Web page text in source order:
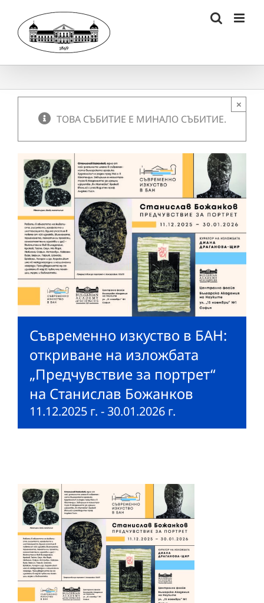
content
ТОВА СЪБИТИЕ Е МИНАЛО СЪБИТИЕ.
×
Съвременно изкуство в БАН:
откриване на изложбата
„Предчувствие за портрет“
на Станислав Божанков
11.12.2025 г. -30.01.2026 г.